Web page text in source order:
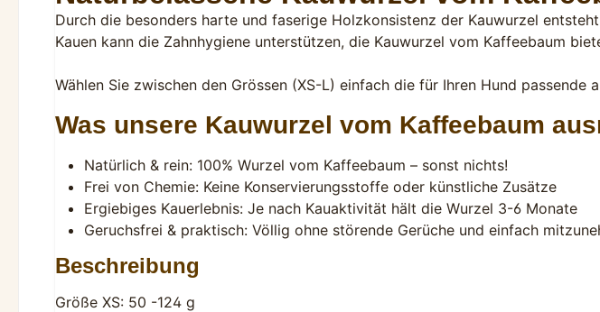
Durch die besonders harte und faserige Holzkonsistenz der Kauwurzel
Kauen kann die Zahnhygiene unterstützen, die Kauwurzel vom Kaffeebaum
Wählen Sie zwischen den Grössen (XS-L) einfach die für Ihren Hund passende
Was unsere Kauwurzel vom Kaffeebaum
Natürlich & rein: 100% Wurzel vom Kaffeebaum – sonst nichts!
Frei von Chemie: Keine Konservierungsstoffe oder künstliche Zusätze
Ergiebiges Kauerlebnis: Je nach Kauaktivität hält die Wurzel 3-6 Monate
Geruchsfrei & praktisch: Völlig ohne störende Gerüche und einfach
Beschreibung
Größe XS: 50 -124 g